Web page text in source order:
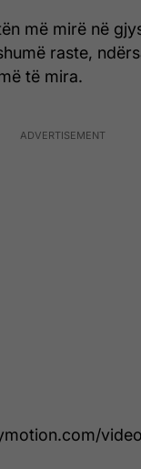
më mirë në
raste,
të mira.